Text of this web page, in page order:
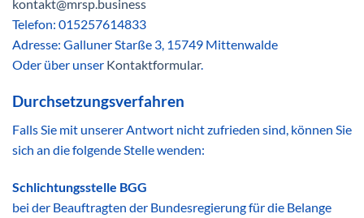
kontakt@mrsp.business
Telefon: 015257614833
Adresse: Galluner Starße 3, 15749 Mittenwalde
Oder über unser Kontaktformular.
Durchsetzungsverfahren
Falls Sie mit unserer Antwort nicht zufrieden sind, können Sie
sich an die folgende Stelle wenden:
Schlichtungsstelle BGG
bei der Beauftragten der Bundesregierung für die Belange